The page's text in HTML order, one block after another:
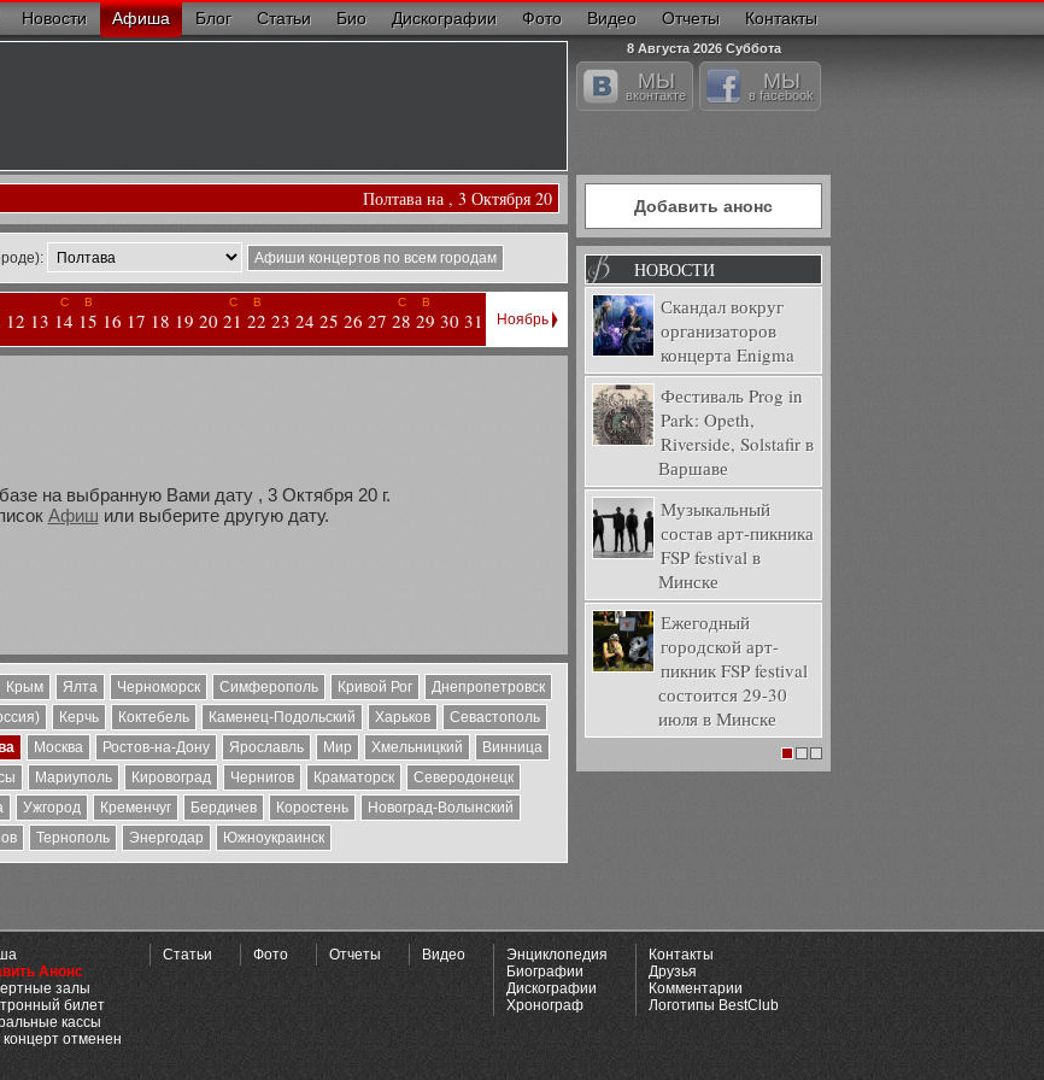
Новости Афиша Блог Статьи Био Дискографии Фото Видео Отчеты Контакты
8 Августа 2026 Суббота
МЫ
вконтакте
МЫ
в facebook
Полтава на , 3 Октября 20
Афиши концертов по всем городам
12 13
С
14
В
15 16 17 18 19 20
С
21
В
22 23 24 25 26 27
С
28
В
29 30 31 Ноябрь
на выбранную Вами дату , 3 Октября 20 г.
Афиш или выберите другую дату.
Крым Ялта Черноморск Симферополь Кривой Рог
Днепропетровск
Керчь Коктебель Каменец-Подольский Харьков
Севастополь
Москва Ростов-на-Дону Ярославль Мир Хмельницкий
Винница
Мариуполь Кировоград Чернигов Краматорск
Северодонецк
Ужгород Кременчуг Бердичев Коростень
Новоград-Волынский
Тернополь Энергодар Южноукраинск
Добавить анонс
НОВОСТИ
Скандал вокруг
организаторов
концерта Enigma
Фестиваль Prog in
Park: Opeth,
Riverside, Solstafir в
Варшаве
Музыкальный
состав арт-пикника
FSP festival в
Минске
Ежегодный
городской арт-
пикник FSP festival
состоится 29-30
июля в Минске
Анонс
залы
билет
кассы
концерт отменен
Статьи Фото Отчеты Видео
Энциклопедия
Биографии
Дискографии
Хронограф
Контакты
Друзья
Комментарии
Логотипы BestClub